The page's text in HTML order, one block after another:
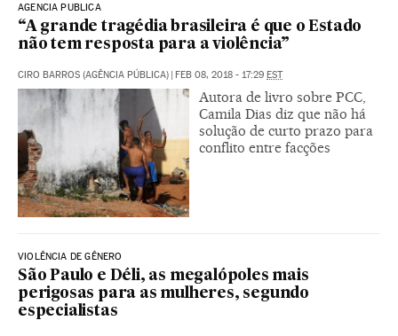
AGENCIA PUBLICA
“A grande tragédia brasileira é que o Estado
não tem resposta para a violência”
CIRO BARROS (AGÊNCIA PÚBLICA) | FEB 08, 2018 - 17:29 EST
Autora de livro sobre PCC,
Camila Dias diz que não há
solução de curto prazo para
conflito entre facções
VIOLÊNCIA DE GÊNERO
São Paulo e Déli, as megalópoles mais
perigosas para as mulheres, segundo
especialistas